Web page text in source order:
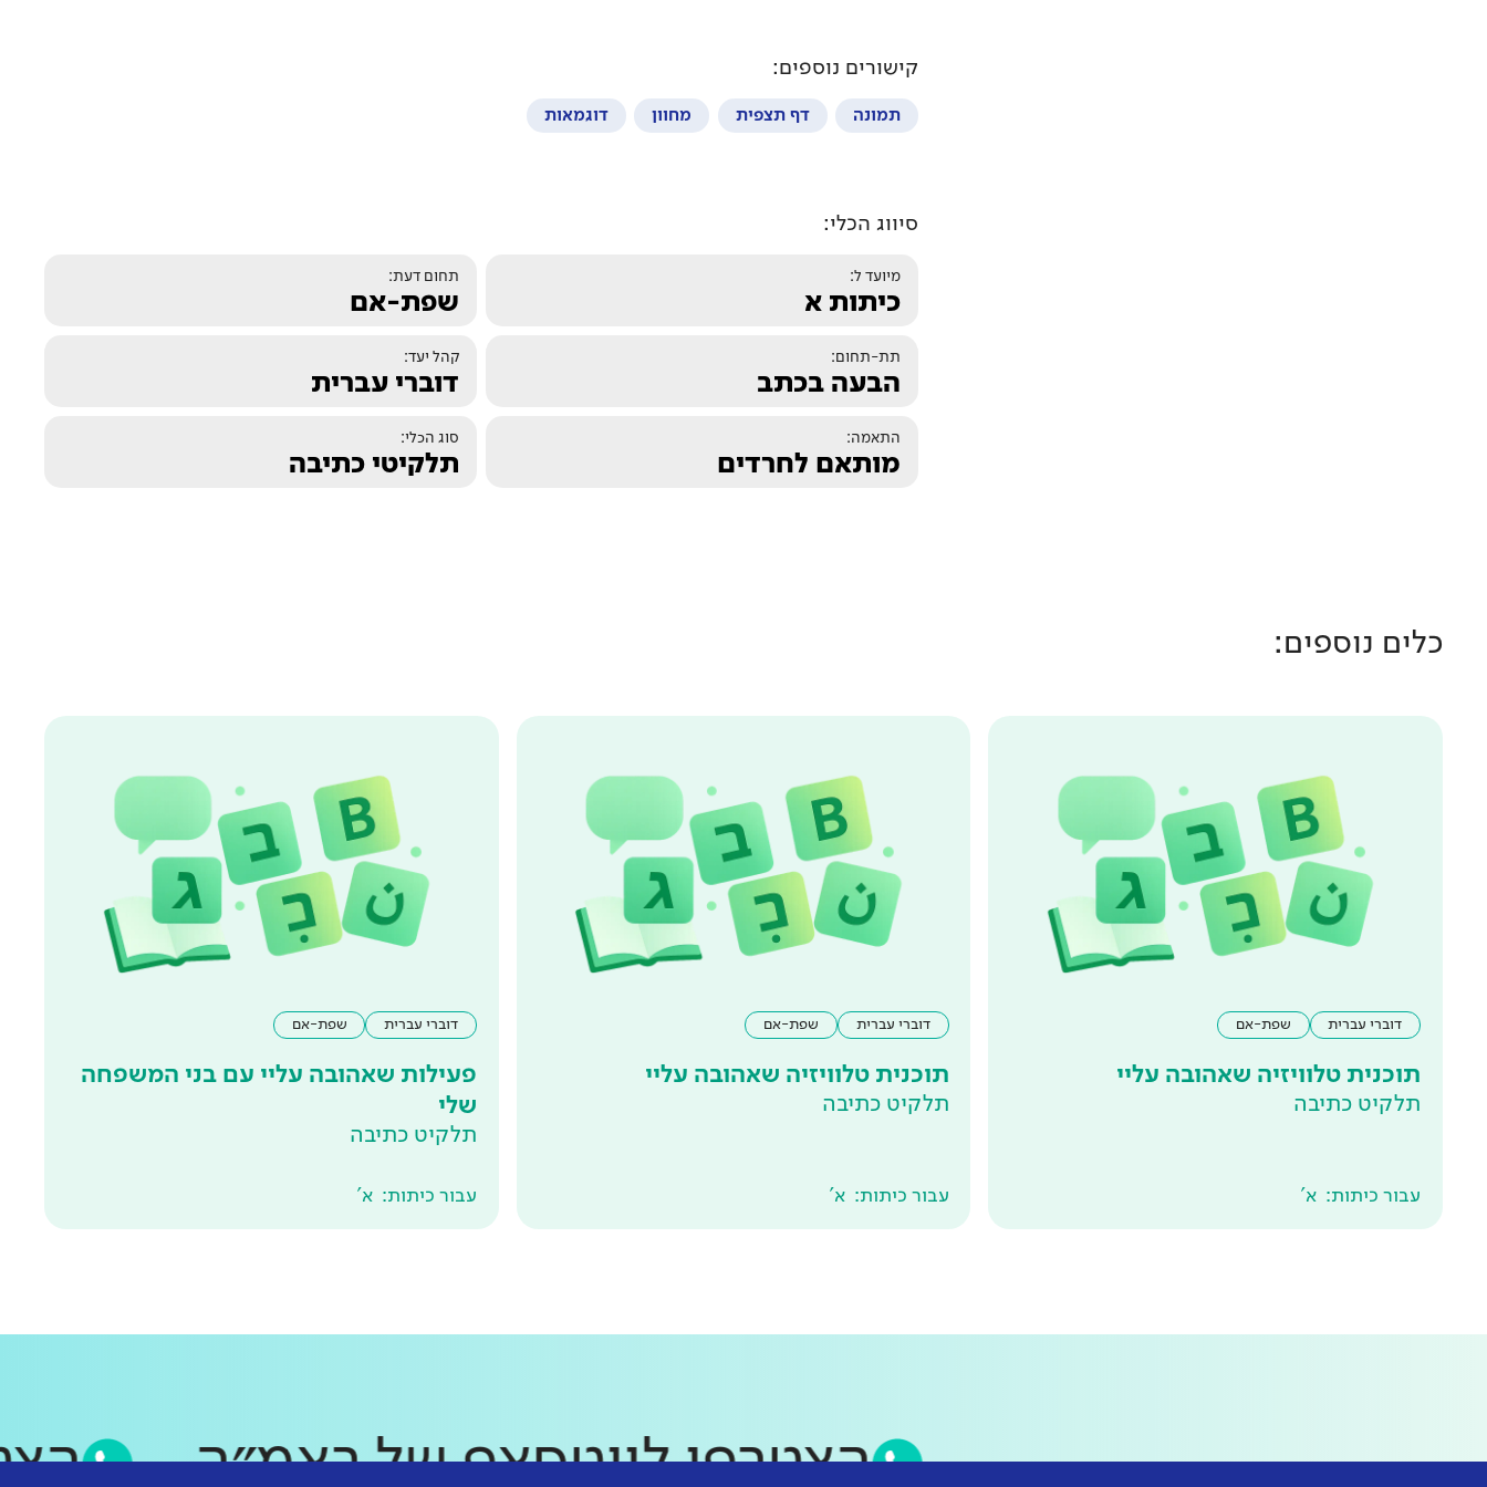
קישורים נוספים:
תמונה דף תצפית מחוון דוגמאות
סיווג הכלי:
מיועד ל:
כיתות א
תחום דעת:
שפת-אם
תת-תחום:
הבעה בכתב
קהל יעד:
דוברי עברית
התאמה:
מותאם לחרדים
סוג הכלי:
תלקיטי כתיבה
כלים נוספים:
דוברי עברית שפת-אם
תוכנית טלוויזיה שאהובה עליי
תלקיט כתיבה
עבור כיתות: א'
דוברי עברית שפת-אם
תוכנית טלוויזיה שאהובה עליי
תלקיט כתיבה
עבור כיתות: א'
דוברי עברית שפת-אם
פעילות שאהובה עליי עם בני המשפחה
שלי
תלקיט כתיבה
עבור כיתות: א'
הצטרפו לווטסאפ של ראמ״ה